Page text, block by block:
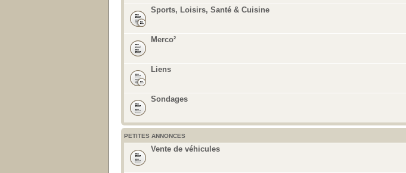
Sports, Loisirs, Santé & Cuisine
Merco²
Liens
Sondages
PETITES ANNONCES
Vente de véhicules